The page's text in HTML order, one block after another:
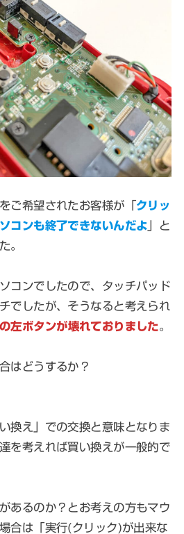
ご希望されたお客様が「クリッ
コンも終了できないんだよ 」と
。
コンでしたので、タッチパッド
でしたが、そうなると考えられ
左ボタンが壊れておりました。
はどうするか？
換え」での交換と意味となりま
を考えれば買い換えが一般的で
あるのか？とお考えの方もマウ
合は「実行(クリック)が出来な